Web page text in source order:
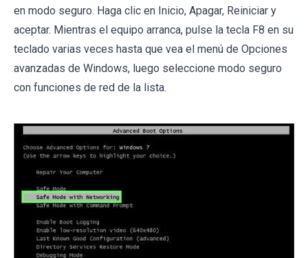
en modo seguro. Haga clic en Inicio, Apagar, Reiniciar y
aceptar. Mientras el equipo arranca, pulse la tecla F8 en su
teclado varias veces hasta que vea el menú de Opciones
avanzadas de Windows, luego seleccione modo seguro
con funciones de red de la lista.